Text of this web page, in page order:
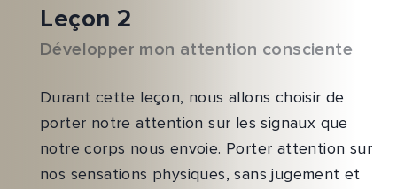
Leçon 2
Développer mon attention consciente
Durant cette leçon, nous allons choisir de
porter notre attention sur les signaux que
notre corps nous envoie. Porter attention sur
nos sensations physiques, sans jugement et